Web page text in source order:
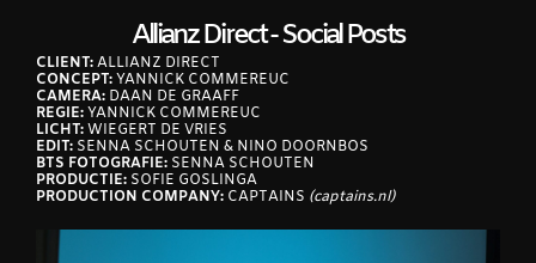
Allianz Direct - Social Posts
CLIENT:ALLIANZ DIRECT
CONCEPT:YANNICK COMMEREUC
CAMERA: DAAN DE GRAAFF
REGIE:YANNICK COMMEREUC
LICHT:WIEGERT DE VRIES
EDIT: SENNA SCHOUTEN & NINO DOORNBOS
BTS FOTOGRAFIE: SENNA SCHOUTEN
PRODUCTIE: SOFIE GOSLINGA
PRODUCTION COMPANY: CAPTAINS (captains.nl)